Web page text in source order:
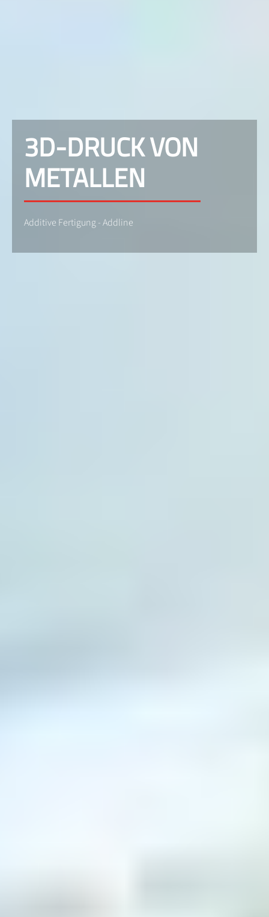
3D-DRUCK VON
METALLEN
Additive Fertigung - Addline